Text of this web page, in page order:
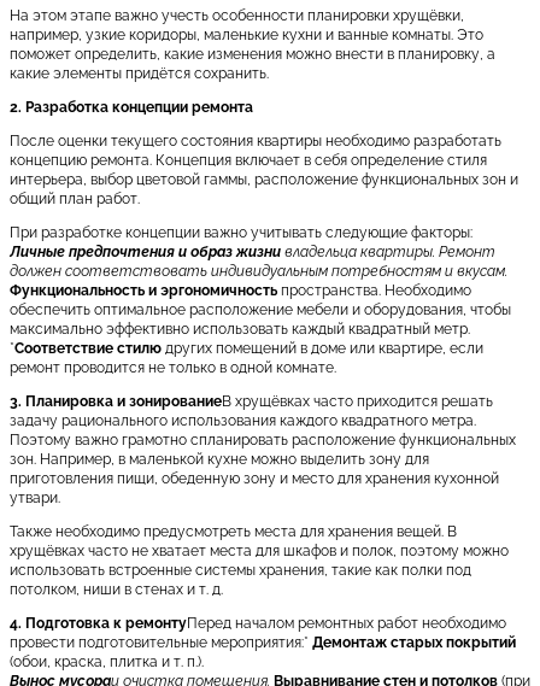
На этом этапе важно учесть особенности планировки хрущёвки,
например, узкие коридоры, маленькие кухни и ванные комнаты. Это
поможет определить, какие изменения можно внести в планировку, а
какие элементы придётся сохранить.
2. Разработка концепции ремонта
После оценки текущего состояния квартиры необходимо разработать
концепцию ремонта. Концепция включает в себя определение стиля
интерьера, выбор цветовой гаммы, расположение функциональных зон и
общий план работ.
При разработке концепции важно учитывать следующие факторы:
Личные предпочтения и образ жизни владельца квартиры. Ремонт
должен соответствовать индивидуальным потребностям и вкусам.
Функциональность и эргономичность пространства. Необходимо
обеспечить оптимальное расположение мебели и оборудования, чтобы
максимально эффективно использовать каждый квадратный метр.
*Соответствие стилю других помещений в доме или квартире, если
ремонт проводится не только в одной комнате.
3. Планировка и зонированиеВ хрущёвках часто приходится решать
задачу рационального использования каждого квадратного метра.
Поэтому важно грамотно спланировать расположение функциональных
зон. Например, в маленькой кухне можно выделить зону для
приготовления пищи, обеденную зону и место для хранения кухонной
утвари.
Также необходимо предусмотреть места для хранения вещей. В
хрущёвках часто не хватает места для шкафов и полок, поэтому можно
использовать встроенные системы хранения, такие как полки под
потолком, ниши в стенах и т. д.
4. Подготовка к ремонтуПеред началом ремонтных работ необходимо
провести подготовительные мероприятия:* Демонтаж старых покрытий
(обои, краска, плитка и т. п.).
Вынос мусораи очистка помещения. Выравнивание стен и потолков (при